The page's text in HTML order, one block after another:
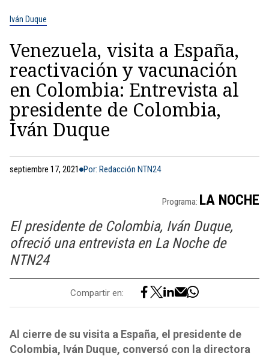
Iván Duque
Venezuela, visita a España,
reactivación y vacunación
en Colombia: Entrevista al
presidente de Colombia,
Iván Duque
septiembre 17, 2021 Por: Redacción NTN24
Programa: LA NOCHE
El presidente de Colombia, Iván Duque,
ofreció una entrevista en La Noche de
NTN24
Compartir en:
Al cierre de su visita a España, el presidente de
Colombia, Iván Duque, conversó con la directora